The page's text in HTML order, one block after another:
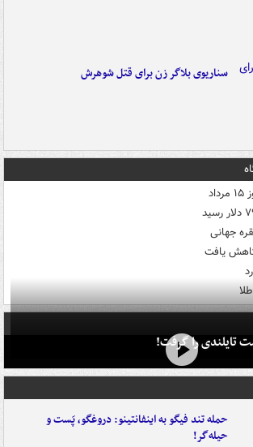
سناریوی بلاگر زن برای قتل شوهرش
جهانی
تایلندی را گرفت!
حمله تند فیگو به اینفانتینو: دروغگو، پَست‌ و
حیله‌گر!